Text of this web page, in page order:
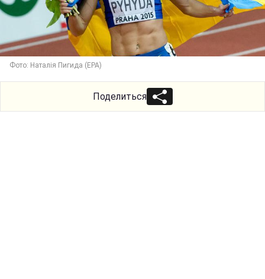
Фото: Наталія Пигида (ЕРА)
Поделиться